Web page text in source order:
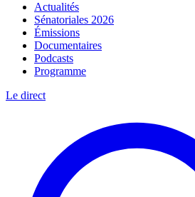
Actualités
Sénatoriales 2026
Émissions
Documentaires
Podcasts
Programme
Le direct